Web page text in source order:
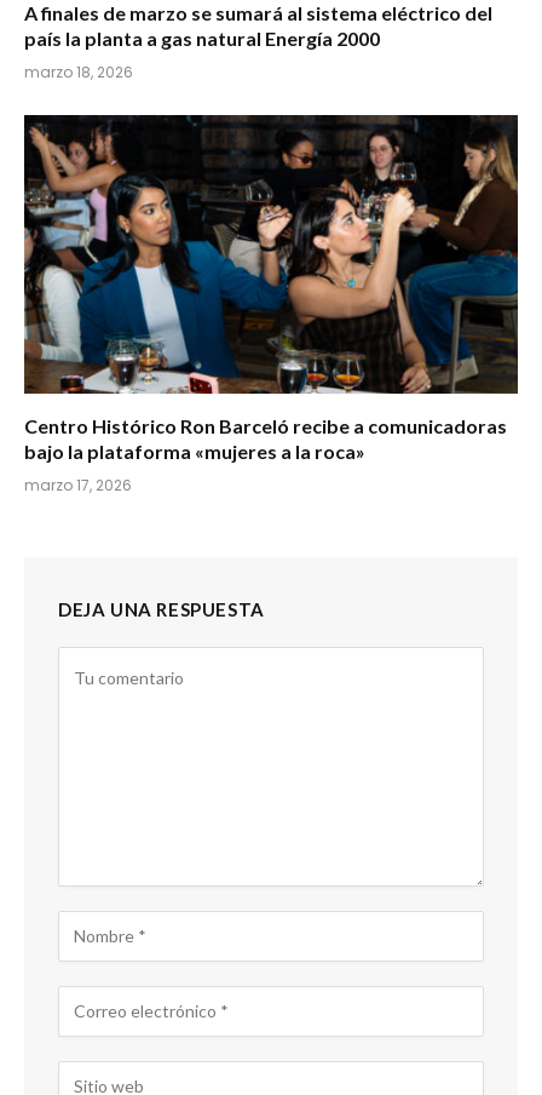
A finales de marzo se sumará al sistema eléctrico del
país la planta a gas natural Energía 2000
marzo 18, 2026
Centro Histórico Ron Barceló recibe a comunicadoras
bajo la plataforma «mujeres a la roca»
marzo 17, 2026
DEJA UNA RESPUESTA